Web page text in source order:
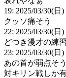
19: 2025/03/30(日)
クッソ痛そう
22: 2025/03/30(日)
どつき漫才の練習
23: 2025/03/30(日)
あの首が弱点そ
対キリン戦しか